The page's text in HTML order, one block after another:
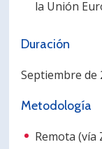
la Unión
Duración
Septiembre de
Metodología
Remota (vía